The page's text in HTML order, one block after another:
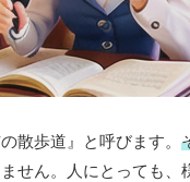
散歩道』と呼びます。
せん。人にとっても、